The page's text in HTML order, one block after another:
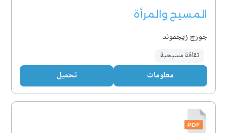
المسيح والمرأة
جورج زيجموند
ثقافة مسيحية
معلومات تحميل